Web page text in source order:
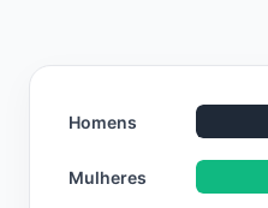
Homens
Mulheres